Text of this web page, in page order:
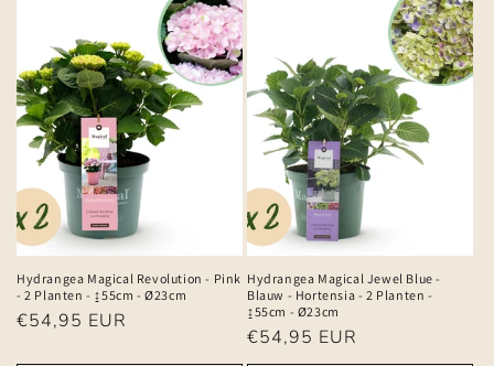
Hydrangea Magical Revolution - Pink
- 2 Planten - ↨55cm - Ø23cm
Normale
€54,95 EUR
Hydrangea Magical Jewel Blue -
Blauw - Hortensia - 2 Planten -
↨55cm - Ø23cm
Normale
prijs
€54,95 EUR